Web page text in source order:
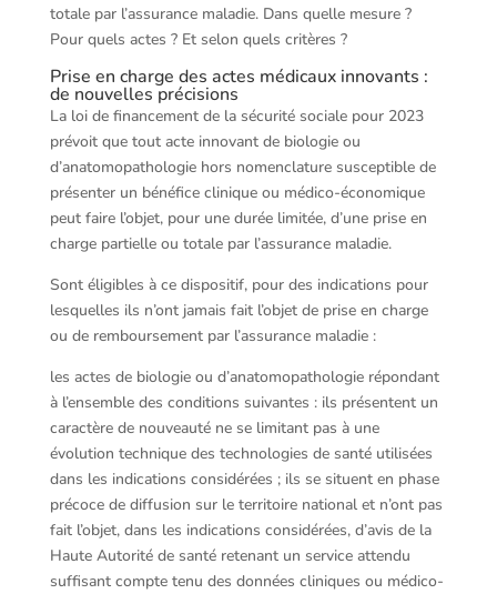
totale par l’assurance maladie. Dans quelle mesure ?
Pour quels actes ? Et selon quels critères ?
Prise en charge des actes médicaux innovants :
de nouvelles précisions
La loi de financement de la sécurité sociale pour 2023
prévoit que tout acte innovant de biologie ou
d’anatomopathologie hors nomenclature susceptible de
présenter un bénéfice clinique ou médico-économique
peut faire l’objet, pour une durée limitée, d’une prise en
charge partielle ou totale par l’assurance maladie.
Sont éligibles à ce dispositif, pour des indications pour
lesquelles ils n’ont jamais fait l’objet de prise en charge
ou de remboursement par l’assurance maladie :
les actes de biologie ou d’anatomopathologie répondant
à l’ensemble des conditions suivantes : ils présentent un
caractère de nouveauté ne se limitant pas à une
évolution technique des technologies de santé utilisées
dans les indications considérées ; ils se situent en phase
précoce de diffusion sur le territoire national et n’ont pas
fait l’objet, dans les indications considérées, d’avis de la
Haute Autorité de santé retenant un service attendu
suffisant compte tenu des données cliniques ou médico-